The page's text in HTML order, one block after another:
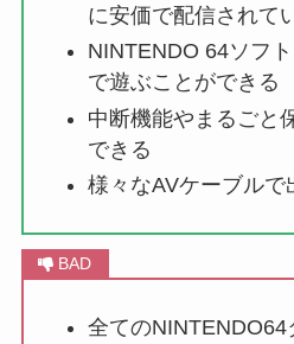
に安価で配信されて
NINTENDO 64ソフ
で遊ぶことができる
中断機能やまるごと
できる
様々なAVケーブルで
全てのNINTENDO64